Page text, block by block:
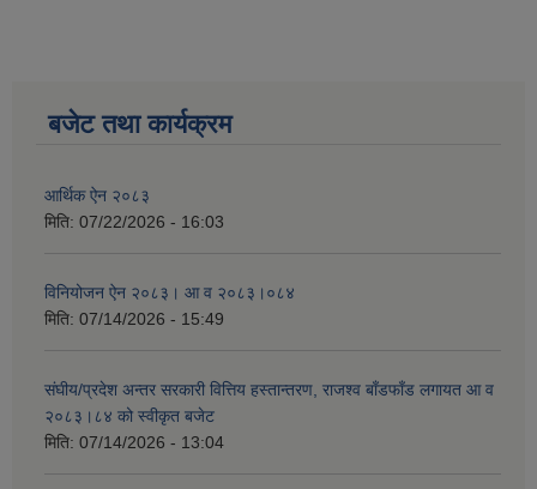
बजेट तथा कार्यक्रम
आर्थिक ऐन २०८३
मिति: 07/22/2026 - 16:03
विनियोजन ऐन २०८३। आ व २०८३।०८४
मिति: 07/14/2026 - 15:49
संघीय/प्रदेश अन्तर सरकारी वित्तिय हस्तान्तरण, राजश्व बाँडफाँड लगायत आ व
२०८३।८४ को स्वीकृत बजेट
मिति: 07/14/2026 - 13:04